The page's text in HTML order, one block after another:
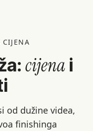
cijenai
od dužine videa,
finishinga